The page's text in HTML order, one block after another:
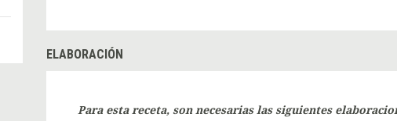
ELABORACIÓN
Para esta receta, son necesarias las siguientes